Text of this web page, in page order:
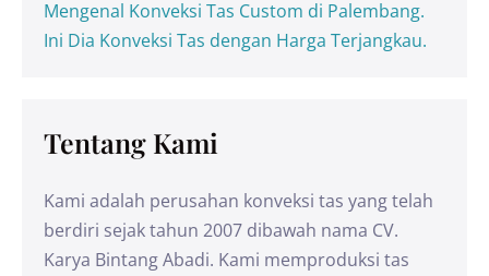
Mengenal Konveksi Tas Custom di Palembang.
Ini Dia Konveksi Tas dengan Harga Terjangkau.
Tentang Kami
Kami adalah perusahan konveksi tas yang telah
berdiri sejak tahun 2007 dibawah nama CV.
Karya Bintang Abadi. Kami memproduksi tas